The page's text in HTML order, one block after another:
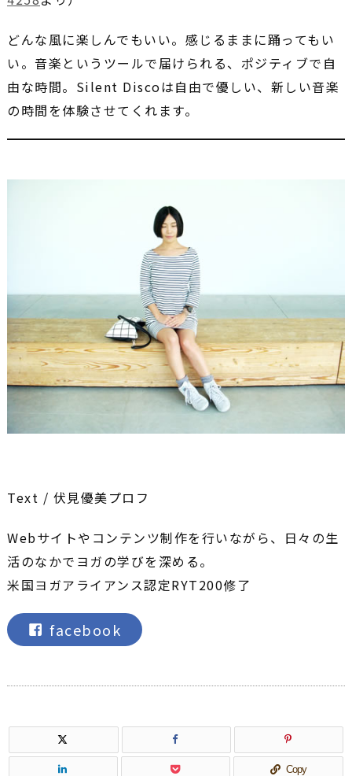
どんな風に楽しんでもいい。感じるままに踊ってもい
い。音楽というツールで届けられる、ポジティブで自
由な時間。Silent Discoは自由で優しい、新しい音楽
の時間を体験させてくれます。
Text / 伏見優美プロフ
Webサイトやコンテンツ制作を行いながら、日々の生
活のなかでヨガの学びを深める。
米国ヨガアライアンス認定RYT200修了
facebook
Copy